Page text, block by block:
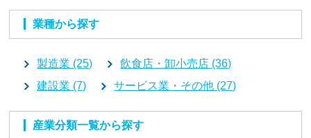
業種から探す
製造業 (25)
飲食店・卸小売店 (36)
建設業 (7)
サービス業・その他 (27)
産業分類一覧から探す